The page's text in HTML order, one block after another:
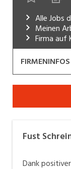
Industrie,
Kaufm.
Alle Jobs
Meinen
Firma auf
FIRMENINFOS
Fust
Die Wiler
gestalten und
Fust
Dank